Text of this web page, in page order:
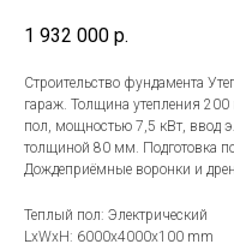
1 932 000 р.
Строительство фундамента
гараж. Толщина утепления
пол, мощностью 7,5 кВт, ввод
толщиной 80 мм. Подготовка
Дождеприёмные воронки и
Теплый пол: Электрический
LxWxH: 6000x4000x100 mm